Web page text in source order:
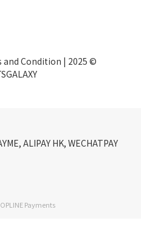
and Condition | 2025 ©
ALIPAY HK, WECHATPAY
Payments